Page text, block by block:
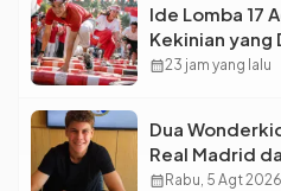
Ide Lomba 17
Kekinian yang
Makin Pecah
calendar_month23 jam yang lalu
Dua
Real Madrid
Bintang Baru
calendar_monthRabu, 5 Agt 2026